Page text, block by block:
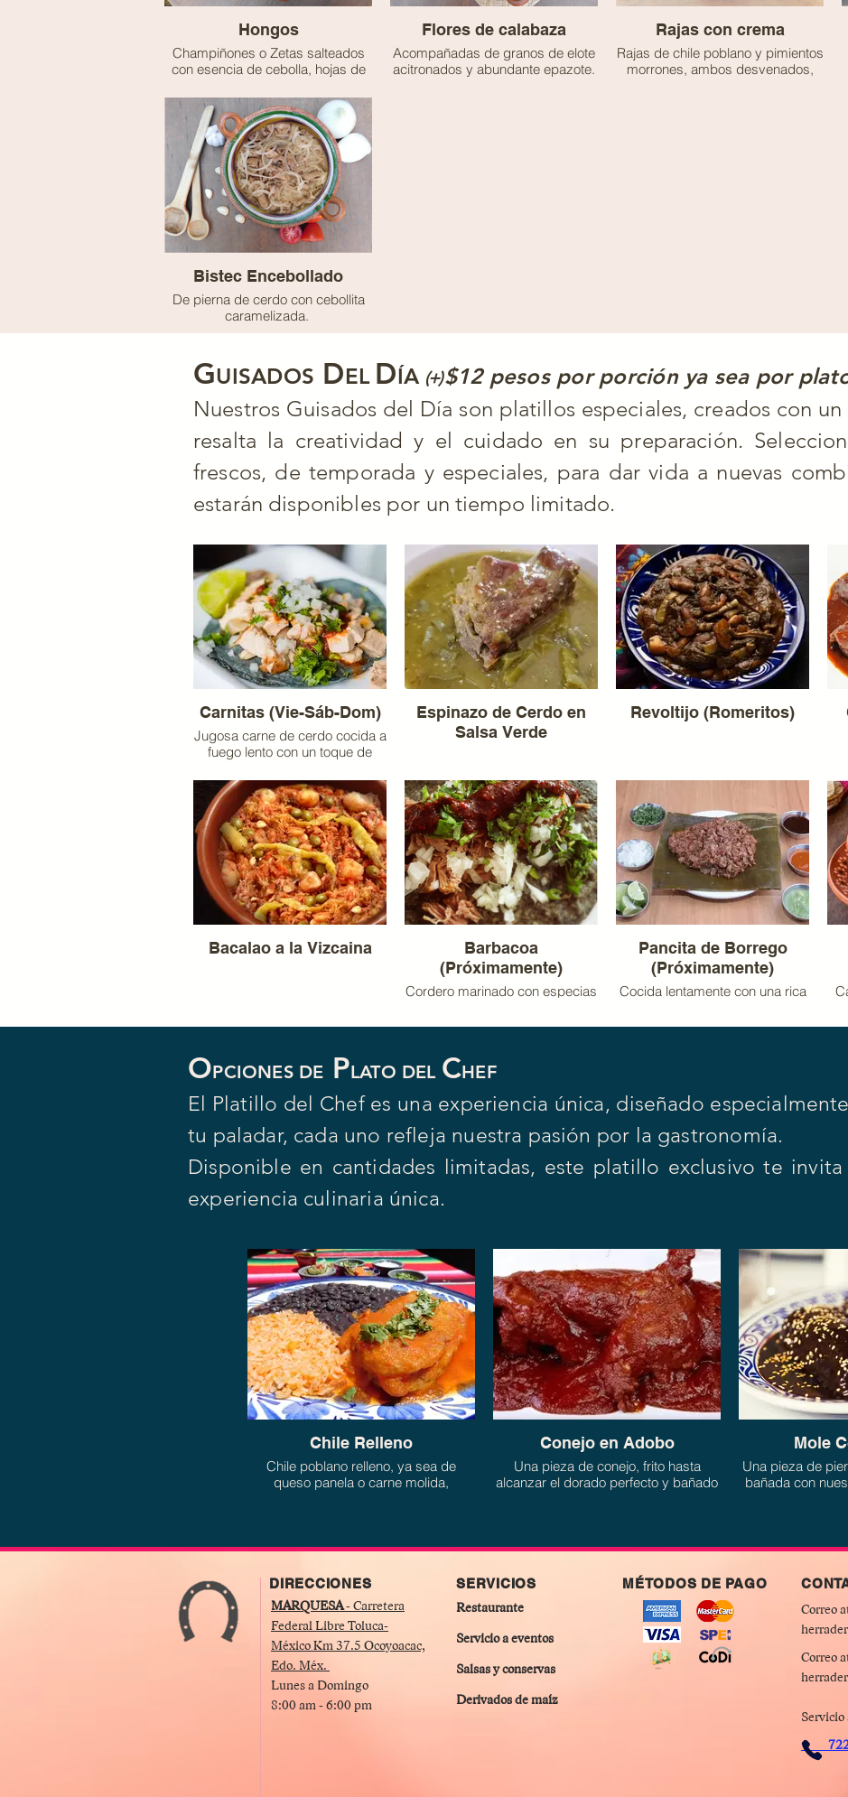
Hongos
Champiñones o Zetas salteados
con esencia de cebolla, hojas de
Flores de calabaza
Acompañadas de granos de elote
acitronados y abundante epazote.
Rajas con crema
Rajas de chile poblano y pimientos
morrones, ambos desvenados,
Bistec Encebollado
De pierna de cerdo con cebollita
caramelizada.
GUISADOS DEL DÍA (+)$12 pesos por porción ya sea por
Nuestros Guisados del Día son platillos especiales, creados con
resalta la creatividad y el cuidado en su preparación.
frescos, de temporada y especiales, para dar vida a nuevas
estarán disponibles por un tiempo limitado.
Carnitas (Vie-Sáb-Dom)
Jugosa carne de cerdo cocida a
fuego lento con un toque de
acitronada.
Espinazo de Cerdo en
Salsa Verde
Revoltijo (Romeritos)
Bacalao a la Vizcaina
Barbacoa
(Próximamente)
Cordero marinado con especias
hasta alcanzar una textura tierna
delicioso sabor ahumado
Pancita de Borrego
(Próximamente)
Cocida lentamente con una rica
Disfrútala sola o "campechana"
OPCIONES DE PLATO DEL CHEF
El Platillo del Chef es una experiencia única, diseñado
tu paladar, cada uno refleja nuestra pasión por la gastronomía.
Disponible en cantidades limitadas, este platillo exclusivo te
experiencia culinaria única.
Chile Relleno
Chile poblano relleno, ya sea de
queso panela o carne molida,
Conejo en Adobo
Una pieza de conejo, frito hasta
alcanzar el dorado perfecto y bañado
Mole
Una pieza de
bañada con
DIRECCIONES
MARQUESA- Carretera
Federal Libre Toluca-
México Km 37.5 Ocoyoacac,
Edo. Méx.
Lunes a Domingo
8:00 am - 6:00 pm
SERVICIOS
Restaurante
Servicio a eventos
Salsas y conservas
Derivados de maíz
MÉTODOS DE PAGO
Correo
Correo
Servicio
722